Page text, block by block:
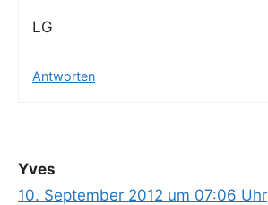
LG
Antworten
Yves
10. September 2012 um 07:06 Uhr